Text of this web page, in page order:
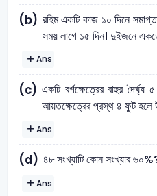
(b) রহিম একটি কাজ ১০ দিনে
সময় লাগে ১৫ দিন। দুইজনে
Ans
(c) একটি বর্গক্ষেত্রের বাহুর
আয়তক্ষেত্রের প্রস্থ ৪ ফুট হলে
Ans
(d) ৪৮ সংখ্যাটি কোন সংখ্যার
Ans